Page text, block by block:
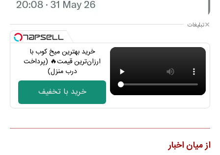
تبلیغات
خرید بهترین میخ کوب با
ارزان‌ترین قیمت🔥 (پرداخت
درب منزل)
خرید با تخفیف
از میان اخبار